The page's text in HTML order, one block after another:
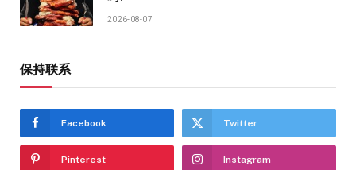
2026-08-07
保持联系
Facebook Twitter
Pinterest Instagram